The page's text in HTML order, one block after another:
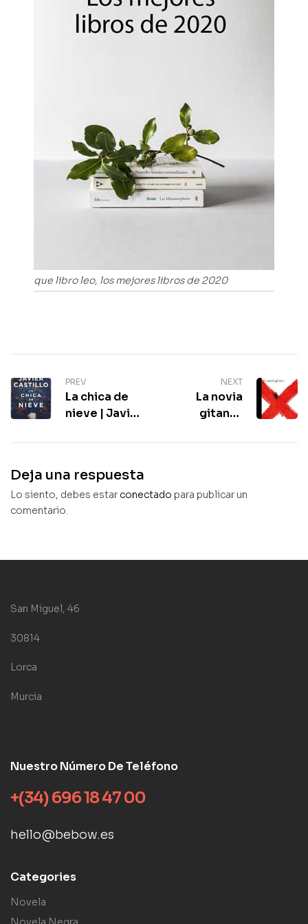
que libro leo, los mejores libros de 2020
PREV
La chica de
nieve | Javier
última
NEXT
La novia
gitana |
|Inspectora
Deja una respuesta
Lo siento, debes estar conectado para publicar un
comentario.
San Miguel, 46
30814
Lorca
Murcia
Nuestro Número De Teléfono
+(34) 696 18 47 00
hello@bebow.es
Categories
Novela